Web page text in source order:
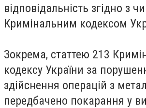
відповідальність згідно з
Кримінальним кодексом
Зокрема, статтею 213
кодексу України за
здійснення операцій з
передбачено покарання у